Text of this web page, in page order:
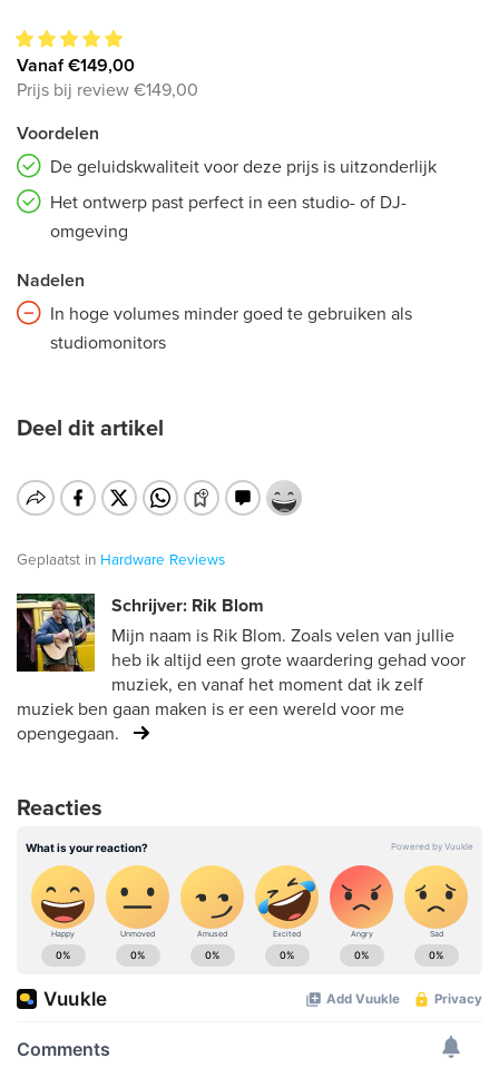
Vanaf €149,00
Prijs bij review €149,00
Voordelen
De geluidskwaliteit voor deze prijs is uitzonderlijk
Het ontwerp past perfect in een studio- of DJ-
omgeving
Nadelen
In hoge volumes minder goed te gebruiken als
studiomonitors
Deel dit artikel
Geplaatst in Hardware Reviews
Schrijver: Rik Blom
Mijn naam is Rik Blom. Zoals velen van jullie
heb ik altijd een grote waardering gehad voor
muziek, en vanaf het moment dat ik zelf
muziek ben gaan maken is er een wereld voor me
opengegaan.
Reacties